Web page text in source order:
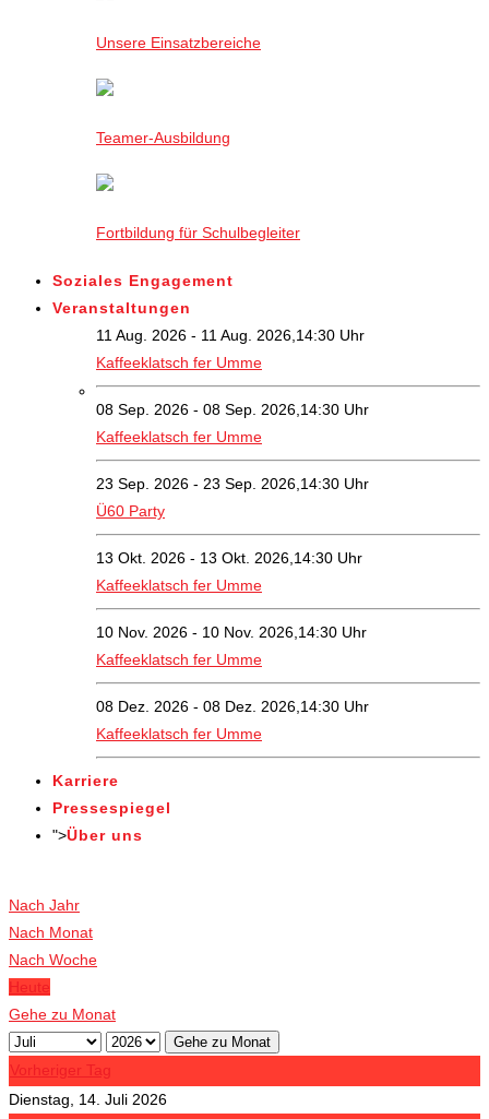
Unsere Einsatzbereiche
Teamer-Ausbildung
Fortbildung für Schulbegleiter
Soziales Engagement
Veranstaltungen
11 Aug. 2026 - 11 Aug. 2026,14:30 Uhr
Kaffeeklatsch fer Umme
08 Sep. 2026 - 08 Sep. 2026,14:30 Uhr
Kaffeeklatsch fer Umme
23 Sep. 2026 - 23 Sep. 2026,14:30 Uhr
Ü60 Party
13 Okt. 2026 - 13 Okt. 2026,14:30 Uhr
Kaffeeklatsch fer Umme
10 Nov. 2026 - 10 Nov. 2026,14:30 Uhr
Kaffeeklatsch fer Umme
08 Dez. 2026 - 08 Dez. 2026,14:30 Uhr
Kaffeeklatsch fer Umme
Karriere
Pressespiegel
">Über uns
Nach Jahr
Nach Monat
Nach Woche
Heute
Gehe zu Monat
Gehe zu Monat
Vorheriger Tag
Dienstag, 14. Juli 2026